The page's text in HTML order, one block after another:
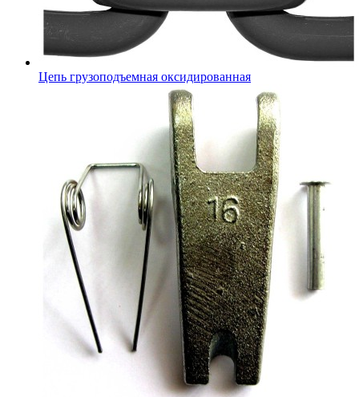
Цепь грузоподъемная оксидированная